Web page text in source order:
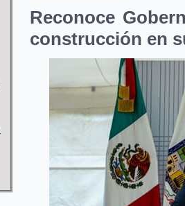
Reconoce
construcción en